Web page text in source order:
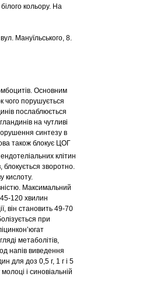
кольору. На
Мануїльського, 8.
Основним
чого порушується
послаблюється
на чутливі
синтезу в
також блокує ЦОГ
клітин
блокується зворотно.
кислоту.
Максимальний
120 хвилин
він становить 49-70
при
метаболітів,
напів виведення
для доз 0,5 г, 1 г і 5
і синовіальній